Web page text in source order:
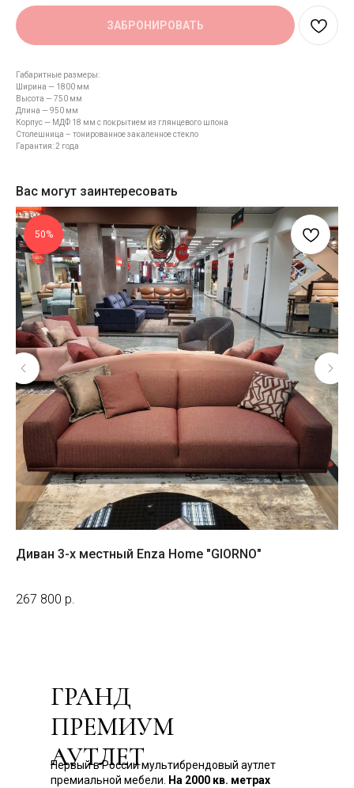
ЗАБРОНИРОВАТЬ
Габаритные размеры:
Ширина — 1800 мм
Высота — 750 мм
Длина — 950 мм
Корпус — МДФ 18 мм с покрытием из глянцевого шпона
Столешница – тонированное закаленное стекло
Гарантия: 2 года
Вас могут заинтересовать
50%
Диван 3-х местный Enza Home "GIORNO"
267 800 р.
ГРАНД
ПРЕМИУМ
АУТЛЕТ
Первый в России мультибрендовый аутлет
премиальной мебели. На 2000 кв. метрах